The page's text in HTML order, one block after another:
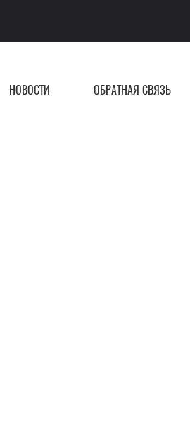
НОВОСТИ ОБРАТНАЯ СВЯЗЬ